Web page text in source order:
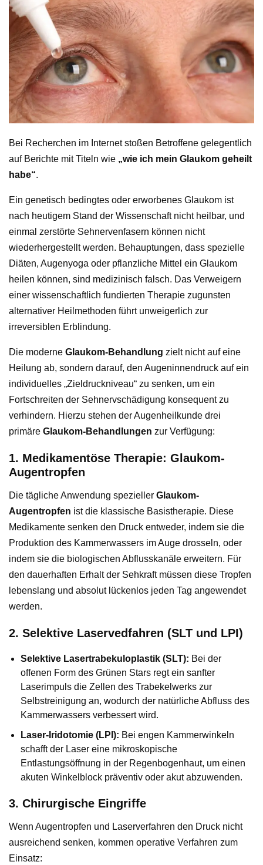
Bei Recherchen im Internet stoßen Betroffene gelegentlich
auf Berichte mit Titeln wie „wie ich mein Glaukom geheilt
habe“.
Ein genetisch bedingtes oder erworbenes Glaukom ist
nach heutigem Stand der Wissenschaft nicht heilbar, und
einmal zerstörte Sehnervenfasern können nicht
wiederhergestellt werden. Behauptungen, dass spezielle
Diäten, Augenyoga oder pflanzliche Mittel ein Glaukom
heilen können, sind medizinisch falsch. Das Verweigern
einer wissenschaftlich fundierten Therapie zugunsten
alternativer Heilmethoden führt unweigerlich zur
irreversiblen Erblindung.
Die moderne Glaukom-Behandlung zielt nicht auf eine
Heilung ab, sondern darauf, den Augeninnendruck auf ein
individuelles „Zieldruckniveau“ zu senken, um ein
Fortschreiten der Sehnervschädigung konsequent zu
verhindern. Hierzu stehen der Augenheilkunde drei
primäre Glaukom-Behandlungen zur Verfügung:
1. Medikamentöse Therapie: Glaukom-
Augentropfen
Die tägliche Anwendung spezieller Glaukom-
Augentropfen ist die klassische Basistherapie. Diese
Medikamente senken den Druck entweder, indem sie die
Produktion des Kammerwassers im Auge drosseln, oder
indem sie die biologischen Abflusskanäle erweitern. Für
den dauerhaften Erhalt der Sehkraft müssen diese Tropfen
lebenslang und absolut lückenlos jeden Tag angewendet
werden.
2. Selektive Laservedfahren (SLT und LPI)
Selektive Lasertrabekuloplastik (SLT): Bei der
offenen Form des Grünen Stars regt ein sanfter
Laserimpuls die Zellen des Trabekelwerks zur
Selbstreinigung an, wodurch der natürliche Abfluss des
Kammerwassers verbessert wird.
Laser-Iridotomie (LPI): Bei engen Kammerwinkeln
schafft der Laser eine mikroskopische
Entlastungsöffnung in der Regenbogenhaut, um einen
akuten Winkelblock präventiv oder akut abzuwenden.
3. Chirurgische Eingriffe
Wenn Augentropfen und Laserverfahren den Druck nicht
ausreichend senken, kommen operative Verfahren zum
Einsatz: